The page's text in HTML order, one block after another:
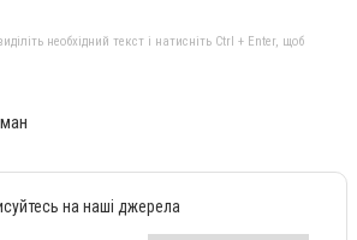
необхідний текст і натисніть Ctrl + Enter, щоб
на наші джерела